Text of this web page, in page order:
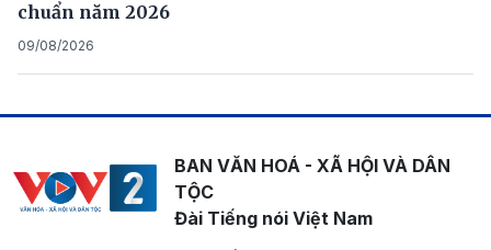
chuẩn năm 2026
09/08/2026
BAN VĂN HOÁ - XÃ HỘI VÀ DÂN
TỘC
Đài Tiếng nói Việt Nam